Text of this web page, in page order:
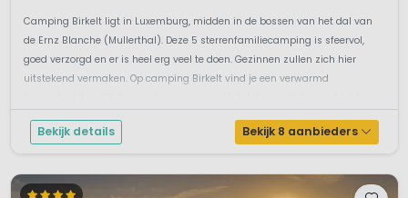
Camping Birkelt ligt in Luxemburg, midden in de bossen van het dal van
de Ernz Blanche (Mullerthal). Deze 5 sterrenfamiliecamping is sfeervol,
goed verzorgd en er is heel erg veel te doen. Gezinnen zullen zich hier
uitstekend vermaken. Op camping Birkelt vind je een verwarmd
ti...
Bekijk details Bekijk 8 aanbieders